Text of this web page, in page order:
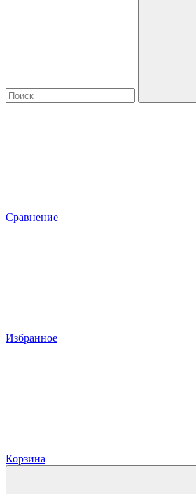
Сравнение
Избранное
Корзина